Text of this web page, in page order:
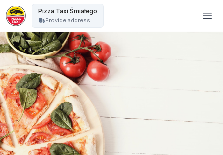
Pizza Taxi Śmiałego
Provide address...